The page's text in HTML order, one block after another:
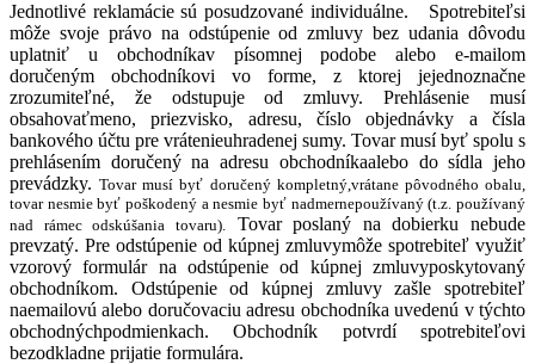
Jednotlivé reklamácie sú posudzované individuálne. Spotrebiteľsi
môže svoje právo na odstúpenie od zmluvy bez udania dôvodu
uplatniť u obchodníkav písomnej podobe alebo e-mailom
doručeným obchodníkovi vo forme, z ktorej jejednoznačne
zrozumiteľné, že odstupuje od zmluvy. Prehlásenie musí
obsahovaťmeno, priezvisko, adresu, číslo objednávky a čísla
bankového účtu pre vrátenieuhradenej sumy. Tovar musí byť spolu s
prehlásením doručený na adresu obchodníkaalebo do sídla jeho
prevádzky.Tovar musí byť doručený kompletný,vrátane pôvodného obalu,
tovar nesmie byť poškodený a nesmie byť nadmernepoužívaný (t.z. používaný
nad rámec odskúšania tovaru). Tovar poslaný na dobierku nebude
prevzatý. Pre odstúpenie od kúpnej zmluvymôže spotrebiteľ využiť
vzorový formulár na odstúpenie od kúpnej zmluvyposkytovaný
obchodníkom. Odstúpenie od kúpnej zmluvy zašle spotrebiteľ
naemailovú alebo doručovaciu adresu obchodníka uvedenú v týchto
obchodnýchpodmienkach. Obchodník potvrdí spotrebiteľovi
bezodkladne prijatie formulára.